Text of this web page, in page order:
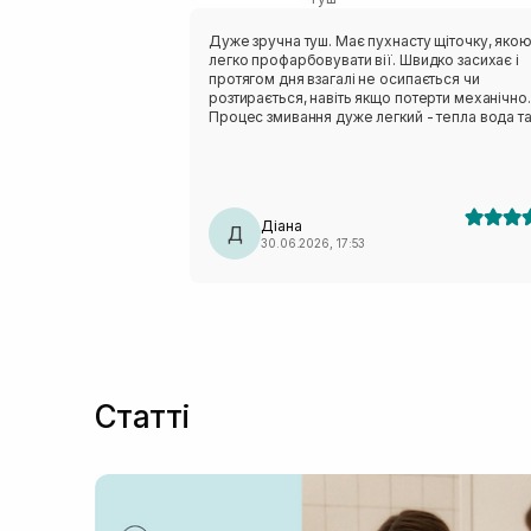
Дуже зручна туш. Має пухнасту щіточку, якою
легко профарбовувати вії. Швидко засихає і
протягом дня взагалі не осипається чи
розтирається, навіть якщо потерти механічно.
Процес змивання дуже легкий - тепла вода та
Д Діана
30.06.2026, 17:53
Статті